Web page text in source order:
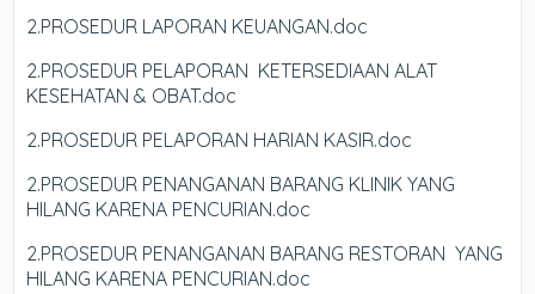
2.PROSEDUR LAPORAN KEUANGAN.doc
2.PROSEDUR PELAPORAN KETERSEDIAAN ALAT
KESEHATAN & OBAT.doc
2.PROSEDUR PELAPORAN HARIAN KASIR.doc
2.PROSEDUR PENANGANAN BARANG KLINIK YANG
HILANG KARENA PENCURIAN.doc
2.PROSEDUR PENANGANAN BARANG RESTORAN YANG
HILANG KARENA PENCURIAN.doc